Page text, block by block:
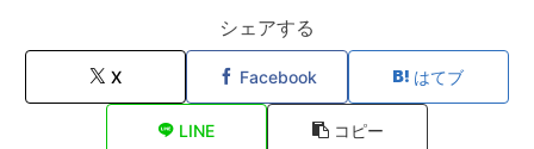
シェアする
X Facebook はてブ
LINE コピー